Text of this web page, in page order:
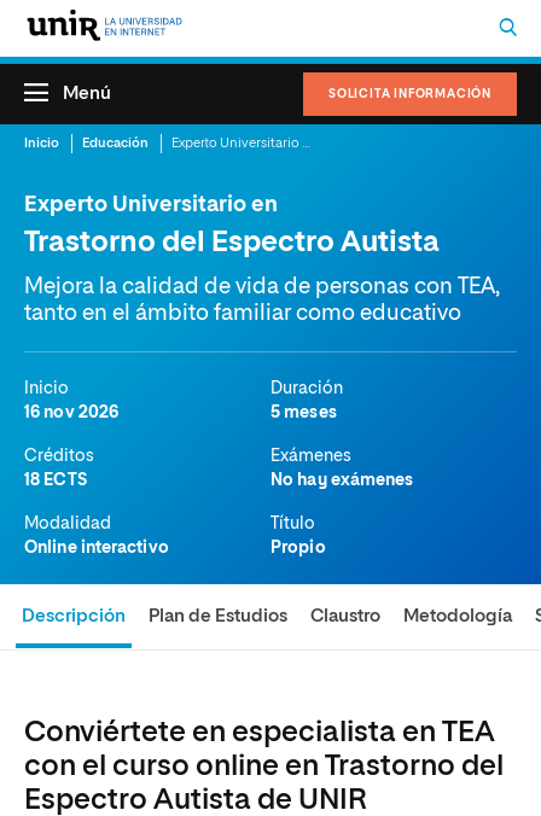
SOLICITA INFORMACIÓN
Menú
Inicio Educación
Experto Universitario en
Trastorno del Espectro Autista
Mejora la calidad de vida de personas con TEA,
tanto en el ámbito familiar como educativo
Inicio
16 nov 2026
Duración
5 meses
Créditos
18 ECTS
Exámenes
No hay exámenes
Modalidad
Online interactivo
Título
Propio
Descripción Plan de Estudios Claustro Metodología
Conviértete en especialista en TEA
con el curso online en Trastorno del
Espectro Autista de UNIR